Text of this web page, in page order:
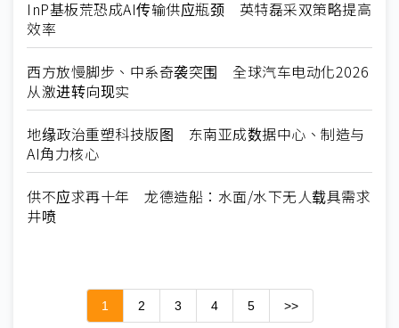
InP基板荒恐成AI传输供应瓶颈 英特磊采双策略提高
效率
西方放慢脚步、中系奇袭突围 全球汽车电动化2026
从激进转向现实
地缘政治重塑科技版图 东南亚成数据中心、制造与
AI角力核心
供不应求再十年 龙德造船：水面/水下无人载具需求
井喷
1 2 3 4 5 >>